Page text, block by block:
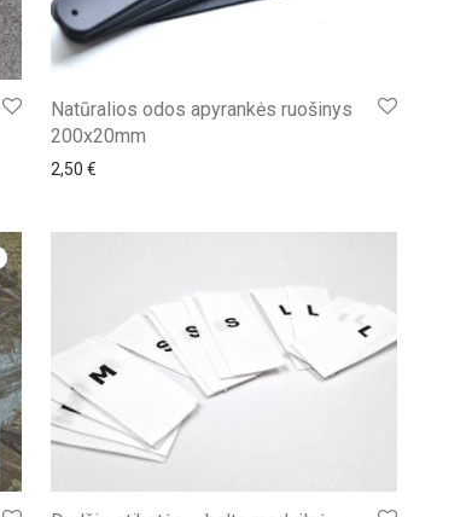
Natūralios odos apyrankės ruošinys
200x20mm
2,50 €